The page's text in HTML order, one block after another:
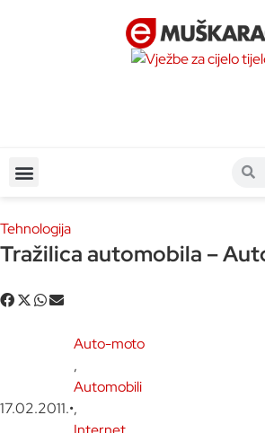
Tehnologija
Tražilica automobila –
17.02.2011.•
Auto-moto
,
Automobili
,